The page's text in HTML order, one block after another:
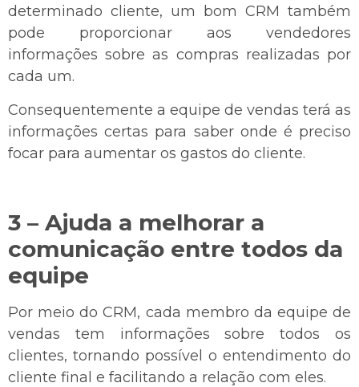
determinado cliente, um bom CRM também
pode proporcionar aos vendedores
informações sobre as compras realizadas por
cada um.
Consequentemente a equipe de vendas terá as
informações certas para saber onde é preciso
focar para aumentar os gastos do cliente.
3 – Ajuda a melhorar a
comunicação entre todos da
equipe
Por meio do CRM, cada membro da equipe de
vendas tem informações sobre todos os
clientes, tornando possível o entendimento do
cliente final e facilitando a relação com eles.